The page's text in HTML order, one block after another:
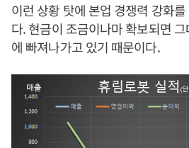
이런 상황 탓에 본업 경쟁력 강화
다. 현금이 조금이나마 확보되면
에 빠져나가고 있기 때문이다.